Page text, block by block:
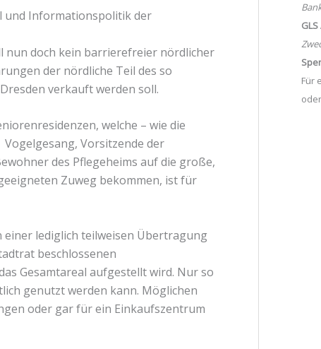
und Informationspolitik der
nun doch kein barrierefreier nördlicher
der nördliche Teil des so
verkauft werden soll.
welche – wie die
Vorsitzende der
des Pflegeheims auf die große,
Zuweg bekommen, ist für
lediglich teilweisen Übertragung
beschlossenen
Gesamtareal aufgestellt wird. Nur so
genutzt werden kann. Möglichen
oder gar für ein Einkaufszentrum
Für
oder